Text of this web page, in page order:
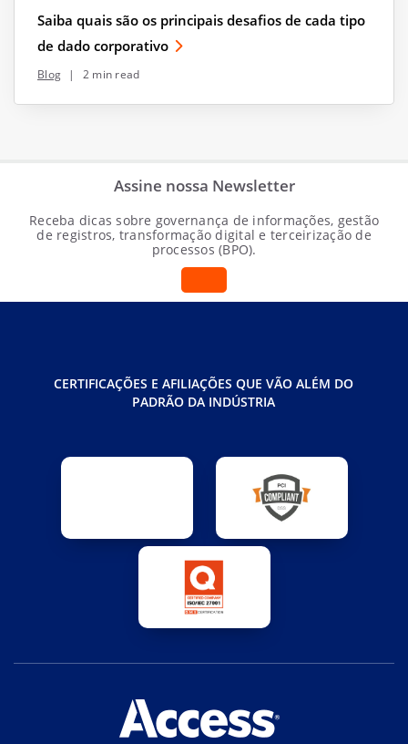
Saiba quais são os principais desafios de cada tipo
de dado corporativo
Blog | 2 min read
Assine nossa Newsletter
Receba dicas sobre governança de informações, gestão
de registros, transformação digital e terceirização de
processos (BPO).
CERTIFICAÇÕES E AFILIAÇÕES QUE VÃO ALÉM DO
PADRÃO DA INDÚSTRIA